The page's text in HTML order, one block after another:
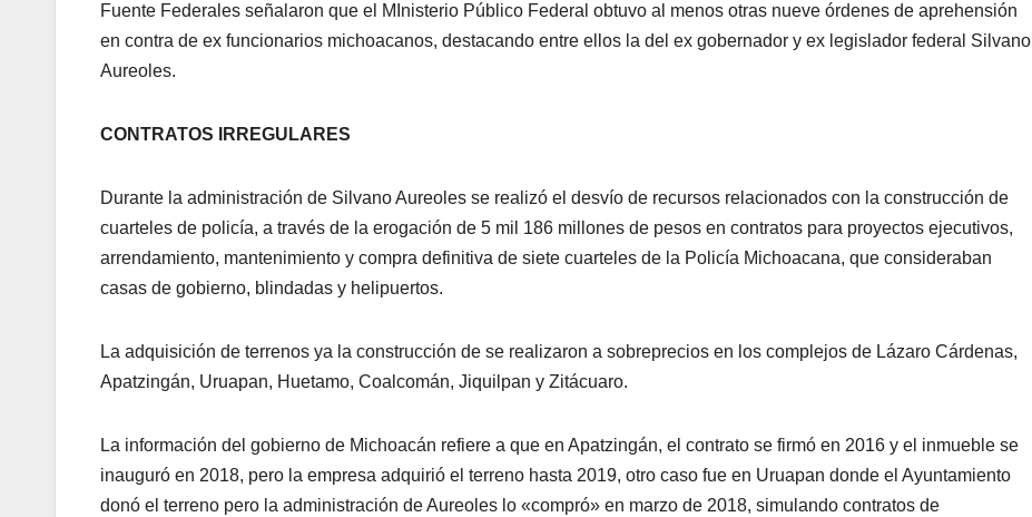
Fuente Federales señalaron que el MInisterio Público Federal obtuvo al menos otras nueve órdenes de aprehensión
en contra de ex funcionarios michoacanos, destacando entre ellos la del ex gobernador y ex legislador federal Silvano
Aureoles.
CONTRATOS IRREGULARES
Durante la administración de Silvano Aureoles se realizó el desvío de recursos relacionados con la construcción de
cuarteles de policía, a través de la erogación de 5 mil 186 millones de pesos en contratos para proyectos ejecutivos,
arrendamiento, mantenimiento y compra definitiva de siete cuarteles de la Policía Michoacana, que consideraban
casas de gobierno, blindadas y helipuertos.
La adquisición de terrenos ya la construcción de se realizaron a sobreprecios en los complejos de Lázaro Cárdenas,
Apatzingán, Uruapan, Huetamo, Coalcomán, Jiquilpan y Zitácuaro.
La información del gobierno de Michoacán refiere a que en Apatzingán, el contrato se firmó en 2016 y el inmueble se
inauguró en 2018, pero la empresa adquirió el terreno hasta 2019, otro caso fue en Uruapan donde el Ayuntamiento
donó el terreno pero la administración de Aureoles lo «compró» en marzo de 2018, simulando contratos de